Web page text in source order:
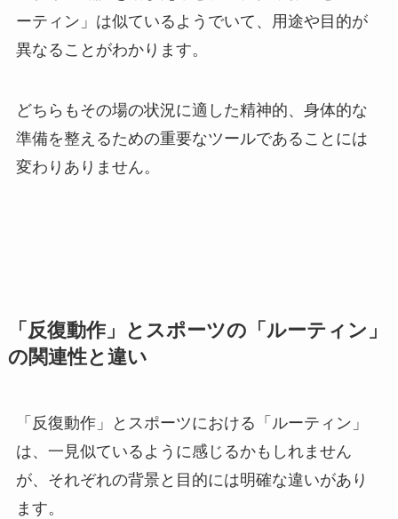
ーティン」は似ているようでいて、用途や目的が
異なることがわかります。
どちらもその場の状況に適した精神的、身体的な
準備を整えるための重要なツールであることには
変わりありません。
「反復動作」とスポーツの「ルーティン」
の関連性と違い
「反復動作」とスポーツにおける「ルーティン」
は、一見似ているように感じるかもしれません
が、それぞれの背景と目的には明確な違いがあり
ます。